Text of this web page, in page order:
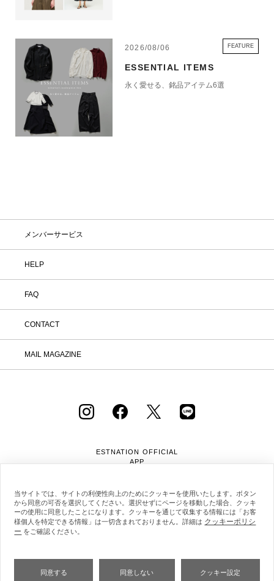
2026/08/06 FEATURE
ESSENTIAL ITEMS
永く愛せる、銘品アイテム6選
メンバーサービス
HELP
FAQ
CONTACT
MAIL MAGAZINE
ESTNATION OFFICIAL
APP
会社概要
当サイトでは、サイトの利便性向上のためにクッキーを使用いたします。ボタン
から同意の可否を選択してください。選択せずにページを移動した場合、クッキ
ーの使用に同意したことになります。クッキーを通じて収集する情報には「お客
様個人を特定できる情報」は一切含まれておりません。詳細は クッキーポリシ
ー をご確認ください。
同意する 同意しない クッキー設定